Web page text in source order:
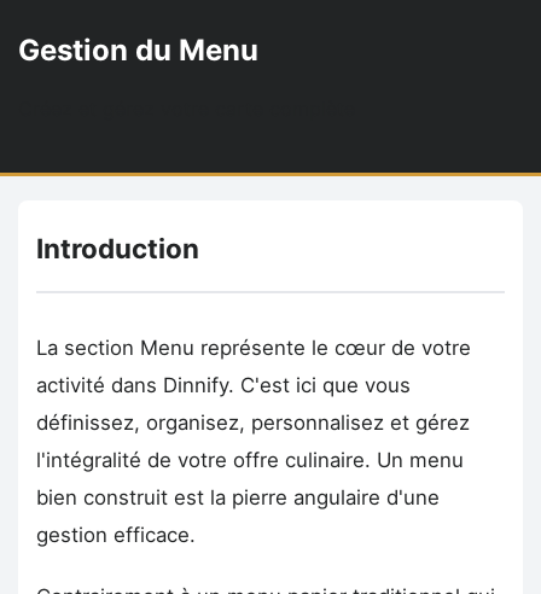
Gestion du Menu
Introduction
La section Menu représente le cœur de votre
activité dans Dinnify. C'est ici que vous
définissez, organisez, personnalisez et gérez
l'intégralité de votre offre culinaire. Un menu
bien construit est la pierre angulaire d'une
gestion efficace.